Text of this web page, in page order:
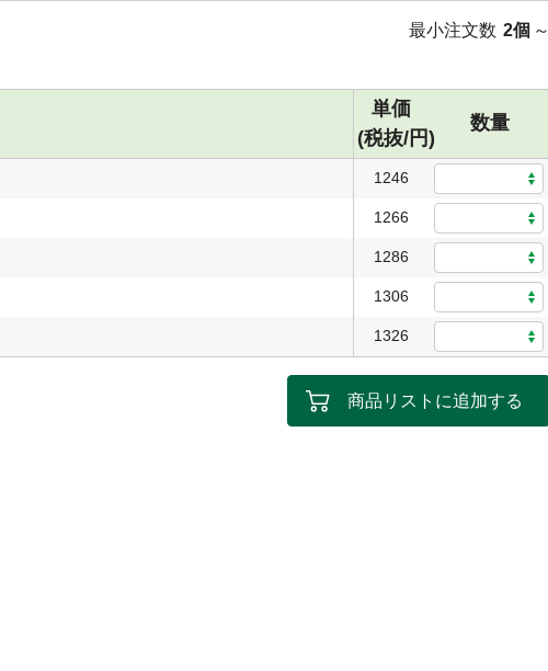
最小注文数 2個
単価
(税抜/円)
数量
1246
1266
1286
1306
1326
商品リストに追加する